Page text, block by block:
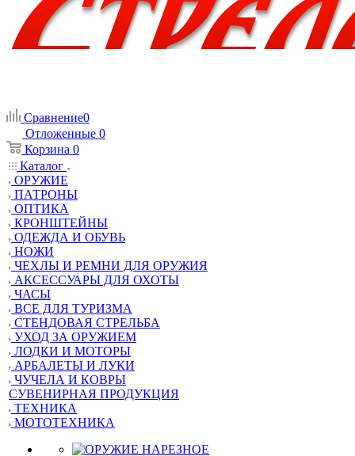
Сравнение0
Отложенные 0
Корзина 0
Каталог
ОРУЖИЕ
ПАТРОНЫ
ОПТИКА
КРОНШТЕЙНЫ
ОДЕЖДА И ОБУВЬ
НОЖИ
ЧЕХЛЫ И РЕМНИ ДЛЯ ОРУЖИЯ
АКСЕССУАРЫ ДЛЯ ОХОТЫ
ЧАСЫ
ВСЕ ДЛЯ ТУРИЗМА
СТЕНДОВАЯ СТРЕЛЬБА
УХОД ЗА ОРУЖИЕМ
ЛОДКИ И МОТОРЫ
АРБАЛЕТЫ И ЛУКИ
ЧУЧЕЛА И КОВРЫ
СУВЕНИРНАЯ ПРОДУКЦИЯ
ТЕХНИКА
МОТОТЕХНИКА